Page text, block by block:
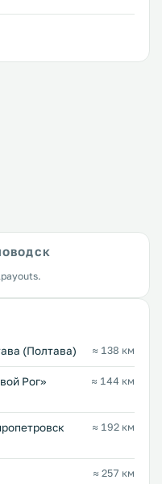
(Полтава) ≈ 138 км
Рог»
≈ 144 км
≈ 192 км
≈ 257 км